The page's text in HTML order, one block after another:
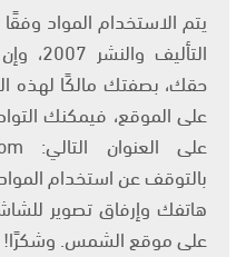
حقك، بصفتك مالكًا لهذه
على الموقع، فيمكنك
بالتوقف عن استخدام
هاتفك وإرفاق تصوير
على موقع الشمس. وشكرًا!